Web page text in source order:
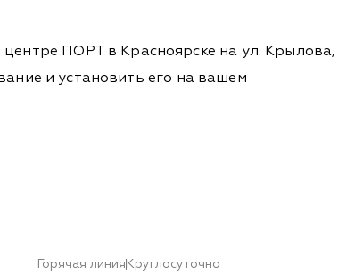
ПОРТ в Красноярске на ул. Крылова,
и установить его на вашем
Горячая линия Круглосуточно